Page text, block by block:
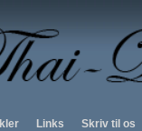
Links Skriv til os